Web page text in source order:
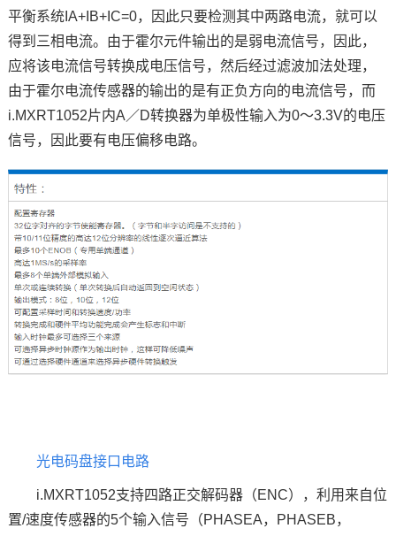
平衡系统IA+IB+IC=0，因此只要检测其中两路电流，就可以
得到三相电流。由于霍尔元件输出的是弱电流信号，因此，
应将该电流信号转换成电压信号，然后经过滤波加法处理，
由于霍尔电流传感器的输出的是有正负方向的电流信号，而
i.MXRT1052片内A／D转换器为单极性输入为0～3.3V的电压
信号，因此要有电压偏移电路。
光电码盘接口电路
i.MXRT1052支持四路正交解码器（ENC），利用来自位
置/速度传感器的5个输入信号（PHASEA，PHASEB，